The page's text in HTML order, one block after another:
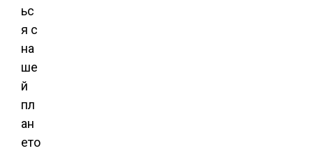
ьс
я с
на
ше
й
пл
ан
ето